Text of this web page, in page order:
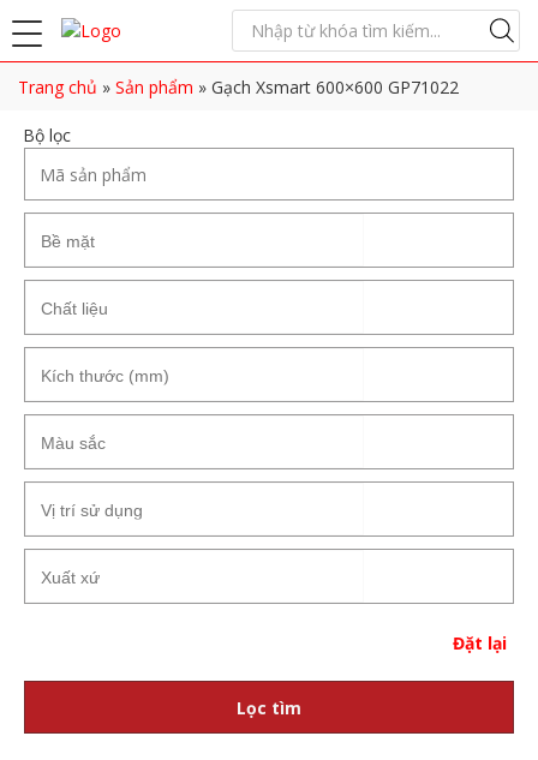
Trang chủ » Sản phẩm » Gạch Xsmart 600×600 GP71022
Bộ lọc
Đặt lại
Lọc tìm